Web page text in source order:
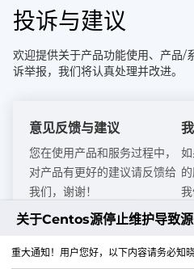
投诉与建议
欢迎提供关于产品功能使用、产品/
诉举报，我们将认真处理并改进。
意见反馈与建议
您在使用产品和服务过程中，
对产品有更好的建议请反馈给
我们，谢谢！
提交举报或建议
关于Centos源停止维护导致
重大通知！用户您好，以下内容请务必知晓